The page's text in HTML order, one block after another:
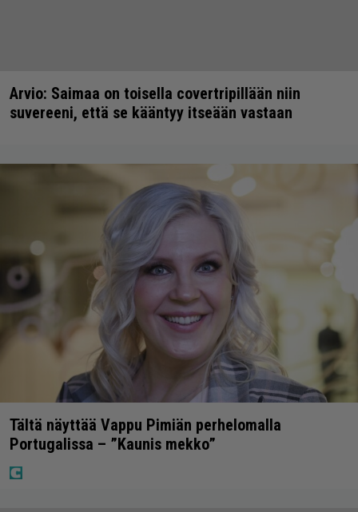
Arvio: Saimaa on toisella covertripillään niin
suvereeni, että se kääntyy itseään vastaan
Tältä näyttää Vappu Pimiän perhelomalla
Portugalissa – ”Kaunis mekko”